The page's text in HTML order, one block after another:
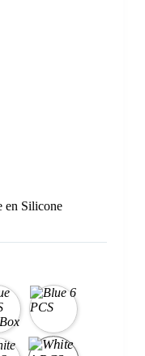
en Silicone